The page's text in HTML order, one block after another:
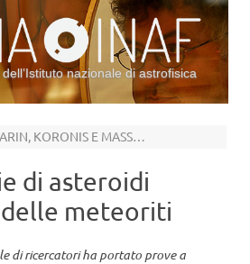
nazionale di astrofisica
PROVENGONO DA KARIN, KORONIS E MASSALIA
di asteroidi
meteoriti
di ricercatori ha portato prove a